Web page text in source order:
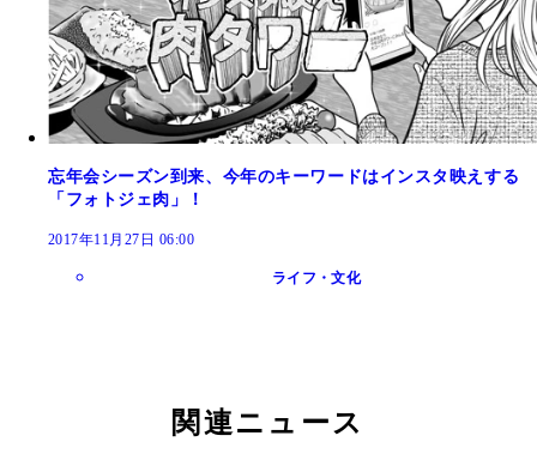
忘年会シーズン到来、今年のキーワードはインスタ映えする
「フォトジェ肉」！
2017年11月27日 06:00
ライフ・文化
関連ニュース